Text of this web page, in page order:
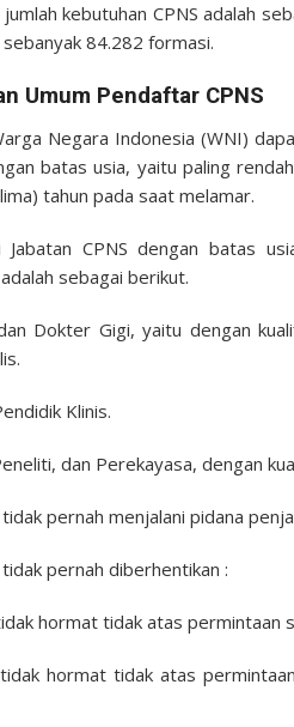
jumlah kebutuhan CPNS adalah
84.282 formasi.
Umum Pendaftar CPNS
Negara Indonesia (WNI)
batas usia, yaitu paling
tahun pada saat melamar.
Jabatan CPNS dengan batas
sebagai berikut.
Dokter Gigi, yaitu dengan
Klinis.
dan Perekayasa, dengan
pernah menjalani pidana
pernah diberhentikan :
hormat tidak atas permintaan
hormat tidak atas